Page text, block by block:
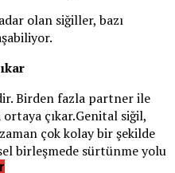
olan siğiller, bazı
Birden fazla partner ile
çıkar.Genital siğil,
çok kolay bir şekilde
birleşmede sürtünme yolu